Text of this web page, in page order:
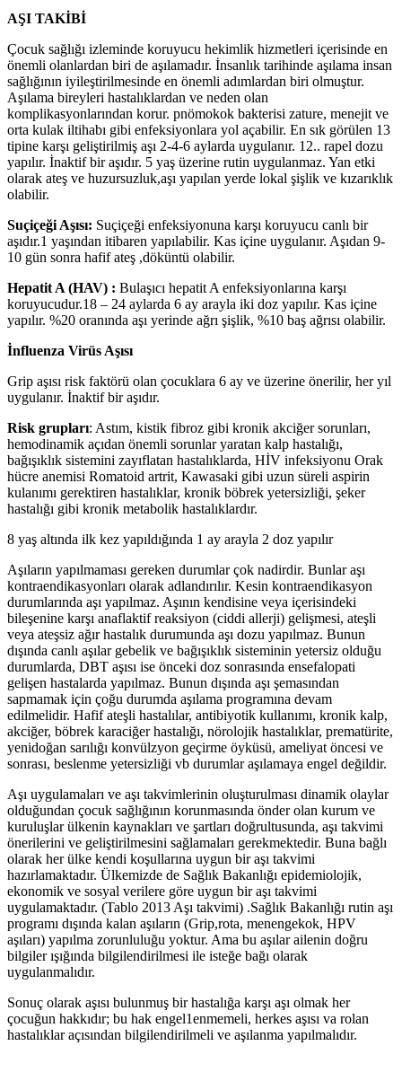
AŞI TAKİBİ
Çocuk sağlığı izleminde koruyucu hekimlik hizmetleri içerisinde en
önemli olanlardan biri de aşılamadır. İnsanlık tarihinde aşılama insan
sağlığının iyileştirilmesinde en önemli adımlardan biri olmuştur.
Aşılama bireyleri hastalıklardan ve neden olan
komplikasyonlarından korur. pnömokok bakterisi zature, menejit ve
orta kulak iltihabı gibi enfeksiyonlara yol açabilir. En sık görülen 13
tipine karşı geliştirilmiş aşı 2-4-6 aylarda uygulanır. 12.. rapel dozu
yapılır. İnaktif bir aşıdır. 5 yaş üzerine rutin uygulanmaz. Yan etki
olarak ateş ve huzursuzluk,aşı yapılan yerde lokal şişlik ve kızarıklık
olabilir.
Suçiçeği Aşısı: Suçiçeği enfeksiyonuna karşı koruyucu canlı bir
aşıdır.1 yaşından itibaren yapılabilir. Kas içine uygulanır. Aşıdan 9-
10 gün sonra hafif ateş ,döküntü olabilir.
Hepatit A (HAV) : Bulaşıcı hepatit A enfeksiyonlarına karşı
koruyucudur.18 – 24 aylarda 6 ay arayla iki doz yapılır. Kas içine
yapılır. %20 oranında aşı yerinde ağrı şişlik, %10 baş ağrısı olabilir.
İnfluenza Virüs Aşısı
Grip aşısı risk faktörü olan çocuklara 6 ay ve üzerine önerilir, her yıl
uygulanır. İnaktif bir aşıdır.
Risk grupları: Astım, kistik fibroz gibi kronik akciğer sorunları,
hemodinamik açıdan önemli sorunlar yaratan kalp hastalığı,
bağışıklık sistemini zayıflatan hastalıklarda, HİV infeksiyonu Orak
hücre anemisi Romatoid artrit, Kawasaki gibi uzun süreli aspirin
kulanımı gerektiren hastalıklar, kronik böbrek yetersizliği, şeker
hastalığı gibi kronik metabolik hastalıklardır.
8 yaş altında ilk kez yapıldığında 1 ay arayla 2 doz yapılır
Aşıların yapılmaması gereken durumlar çok nadirdir. Bunlar aşı
kontraendikasyonları olarak adlandırılır. Kesin kontraendikasyon
durumlarında aşı yapılmaz. Aşının kendisine veya içerisindeki
bileşenine karşı anaflaktif reaksiyon (ciddi allerji) gelişmesi, ateşli
veya ateşsiz ağır hastalık durumunda aşı dozu yapılmaz. Bunun
dışında canlı aşılar gebelik ve bağışıklık sisteminin yetersiz olduğu
durumlarda, DBT aşısı ise önceki doz sonrasında ensefalopati
gelişen hastalarda yapılmaz. Bunun dışında aşı şemasından
sapmamak için çoğu durumda aşılama programına devam
edilmelidir. Hafif ateşli hastalılar, antibiyotik kullanımı, kronik kalp,
akciğer, böbrek karaciğer hastalığı, nörolojik hastalıklar, prematürite,
yenidoğan sarılığı konvülzyon geçirme öyküsü, ameliyat öncesi ve
sonrası, beslenme yetersizliği vb durumlar aşılamaya engel değildir.
Aşı uygulamaları ve aşı takvimlerinin oluşturulması dinamik olaylar
olduğundan çocuk sağlığının korunmasında önder olan kurum ve
kuruluşlar ülkenin kaynakları ve şartları doğrultusunda, aşı takvimi
önerilerini ve geliştirilmesini sağlamaları gerekmektedir. Buna bağlı
olarak her ülke kendi koşullarına uygun bir aşı takvimi
hazırlamaktadır. Ülkemizde de Sağlık Bakanlığı epidemiolojik,
ekonomik ve sosyal verilere göre uygun bir aşı takvimi
uygulamaktadır. (Tablo 2013 Aşı takvimi) .Sağlık Bakanlığı rutin aşı
programı dışında kalan aşıların (Grip,rota, menengekok, HPV
aşıları) yapılma zorunluluğu yoktur. Ama bu aşılar ailenin doğru
bilgiler ışığında bilgilendirilmesi ile isteğe bağı olarak
uygulanmalıdır.
Sonuç olarak aşısı bulunmuş bir hastalığa karşı aşı olmak her
çocuğun hakkıdır; bu hak engel1enmemeli, herkes aşısı va rolan
hastalıklar açısından bilgilendirilmeli ve aşılanma yapılmalıdır.